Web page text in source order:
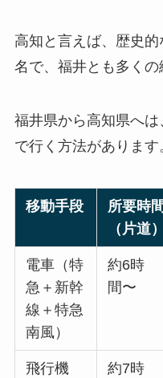
高知と言えば、歴史
名で、福井とも多くの
福井県から高知県へ
で行く方法があります
移動手段
所要時間
（片道）
電車（特
急＋新幹
線＋特急
南風）
約6時
間〜
飛行機
約7時